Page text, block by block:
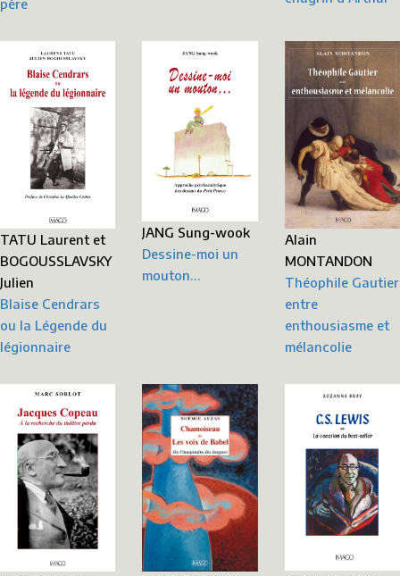
père
TATU Laurent et
BOGOUSSLAVSKY
Julien
Blaise Cendrars
ou la Légende du
légionnaire
JANG Sung-wook
Dessine-moi un
mouton…
Alain
MONTANDON
Théophile Gautier
entre
enthousiasme et
mélancolie